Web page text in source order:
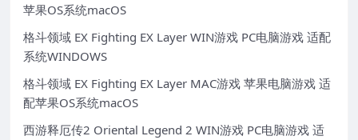
苹果OS系统macOS
格斗领域 EX Fighting EX Layer WIN游戏 PC电脑游戏 适配
系统WINDOWS
格斗领域 EX Fighting EX Layer MAC游戏 苹果电脑游戏 适
配苹果OS系统macOS
西游释厄传2 Oriental Legend 2 WIN游戏 PC电脑游戏 适